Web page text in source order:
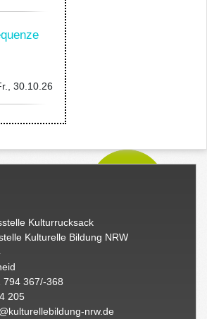
30.10.26
Kulturrucksack
Kulturelle Bildung NRW
794 367/-368
205
nrw.de